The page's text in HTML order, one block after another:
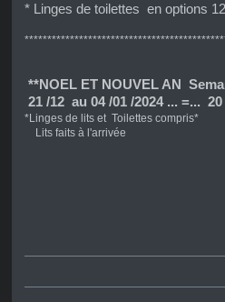
* Linges de toilettes en options
**NOEL ET NOUVEL AN
21 /12 au 04 /01 /2024 ... =... 20
*Linges de lits et Toilettes compris*
Lits faits à l'arrivée